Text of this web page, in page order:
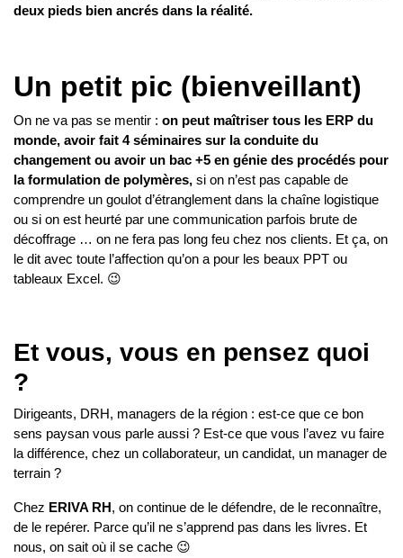
deux pieds bien ancrés dans la réalité.
Un petit pic (bienveillant)
On ne va pas se mentir : on peut maîtriser tous les ERP du
monde, avoir fait 4 séminaires sur la conduite du
changement ou avoir un bac +5 en génie des procédés pour
la formulation de polymères, si on n’est pas capable de
comprendre un goulot d’étranglement dans la chaîne logistique
ou si on est heurté par une communication parfois brute de
décoffrage … on ne fera pas long feu chez nos clients. Et ça, on
le dit avec toute l’affection qu’on a pour les beaux PPT ou
tableaux Excel. 😉
Et vous, vous en pensez quoi
?
Dirigeants, DRH, managers de la région : est-ce que ce bon
sens paysan vous parle aussi ? Est-ce que vous l’avez vu faire
la différence, chez un collaborateur, un candidat, un manager de
terrain ?
Chez ERIVA RH, on continue de le défendre, de le reconnaître,
de le repérer. Parce qu’il ne s’apprend pas dans les livres. Et
nous, on sait où il se cache 😉